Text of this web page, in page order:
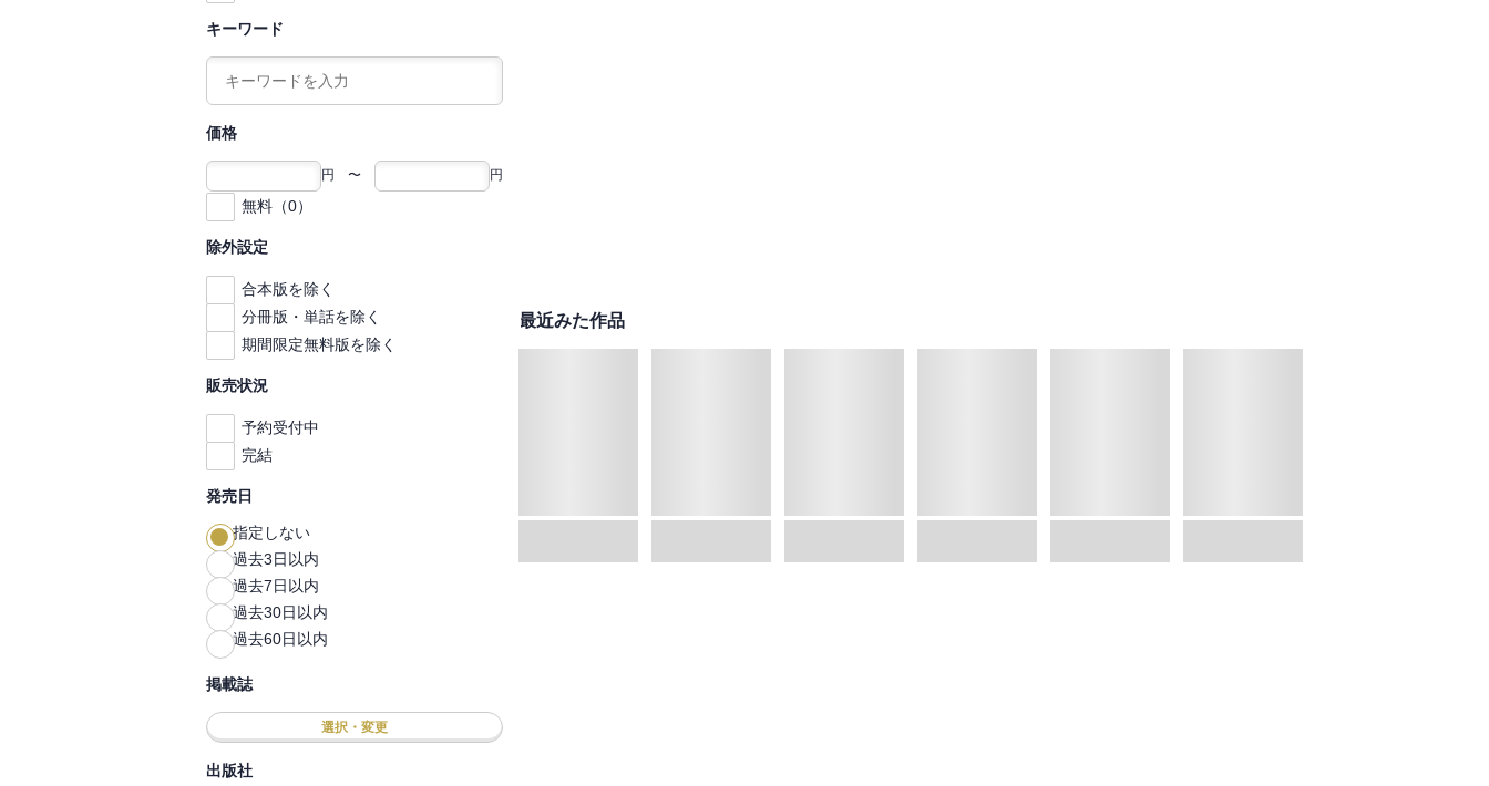
キーワード
価格
円 〜 円
無料（0）
除外設定
合本版を除く
分冊版・単話を除く
期間限定無料版を除く
販売状況
予約受付中
完結
発売日
指定しない
過去3日以内
過去7日以内
過去30日以内
過去60日以内
掲載誌
選択・変更
出版社
最近みた作品